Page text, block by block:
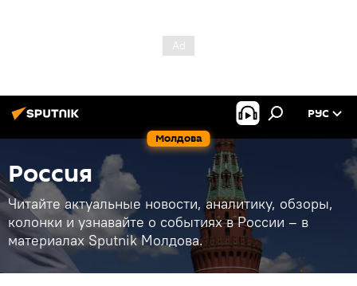
Молдова
РУС
Россия
Читайте актуальные новости, аналитику, обзоры,
колонки и узнавайте о событиях в России – в
материалах Sputnik Молдова.